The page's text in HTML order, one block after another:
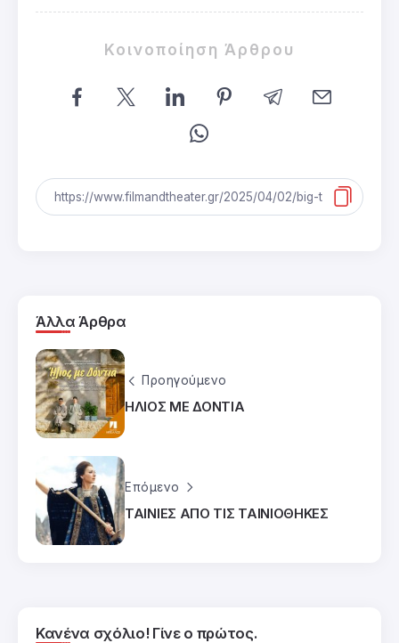
Κοινοποίηση Άρθρου
Άλλα Άρθρα
Προηγούμενο
ΗΛΙΟΣ ΜΕ ΔΟΝΤΙΑ
Επόμενο
ΤΑΙΝΙΕΣ ΑΠΟ ΤΙΣ ΤΑΙΝΙΟΘΗΚΕΣ
Κανένα σχόλιο! Γίνε ο πρώτος.